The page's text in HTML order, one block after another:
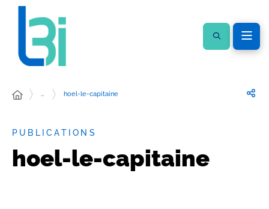
… hoel-le-capitaine
PUBLICATIONS
hoel-le-capitaine